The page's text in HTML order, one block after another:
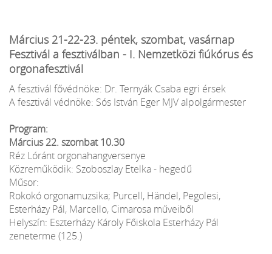
Március 21-22-23. péntek, szombat, vasárnap
Fesztivál a fesztiválban - I. Nemzetközi fiúkórus és
orgonafesztivál
A fesztivál fővédnöke: Dr. Ternyák Csaba egri érsek
A fesztivál védnöke: Sós István Eger MJV alpolgármester
Program:
Március 22. szombat 10.30
Réz Lóránt orgonahangversenye
Közreműködik: Szoboszlay Etelka - hegedű
Műsor:
Rokokó orgonamuzsika; Purcell, Händel, Pegolesi,
Esterházy Pál, Marcello, Cimarosa műveiből
Helyszín: Eszterházy Károly Főiskola Esterházy Pál
zeneterme (125.)